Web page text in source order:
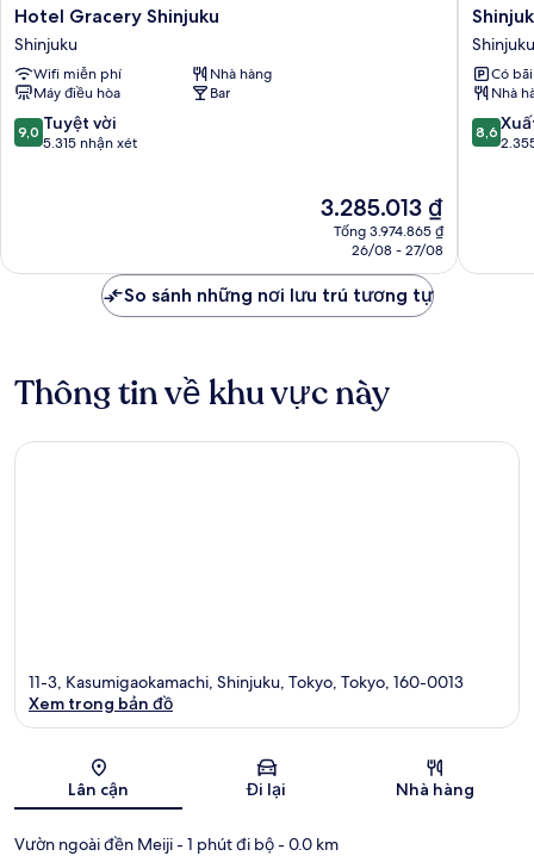
Hotel
Gracery
Shinjuku
Shinjuku
Hotel Gracery Shinjuku
Shinjuku
Wifi miễn phí
Nhà hàng
Máy điều hòa
Bar
9.0
trên
xét
9,0 Tuyệt vời
5.315 nhận xét
Giá
hiện
3.285.013 ₫
3.285.013 ₫
Tổng 3.974.865 ₫
26/08 - 27/08
Shinjuku
Granbell
Hotel
Shinjuku
Shinjuku
Có
Nhà
8.6
trên
xét
8,6
So sánh những nơi lưu trú tương tự
Thông tin về khu vực này
Bản đồ
11-3, Kasumigaokamachi, Shinjuku, Tokyo, Tokyo, 160-0013
Xem trong bản đồ
Lân cận Đi lại Nhà hàng
Vườn ngoài đền Meiji- 1 phút đi bộ- 0.0 km